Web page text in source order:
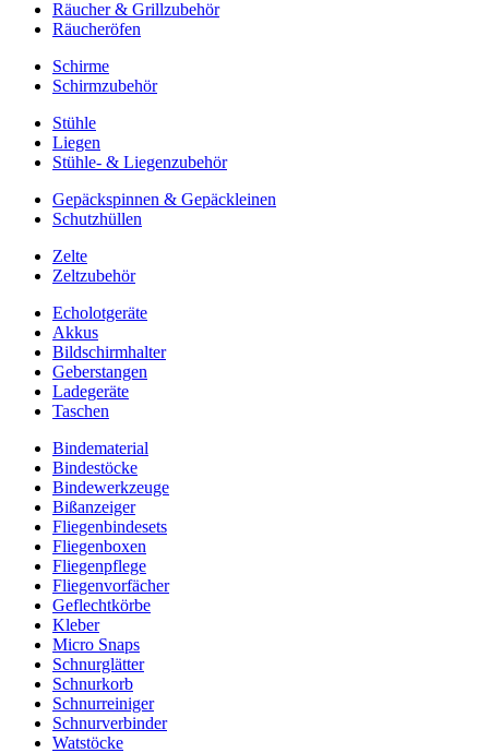
Räucher & Grillzubehör
Räucheröfen
Schirme
Schirmzubehör
Stühle
Liegen
Stühle- & Liegenzubehör
Gepäckspinnen & Gepäckleinen
Schutzhüllen
Zelte
Zeltzubehör
Echolotgeräte
Akkus
Bildschirmhalter
Geberstangen
Ladegeräte
Taschen
Bindematerial
Bindestöcke
Bindewerkzeuge
Bißanzeiger
Fliegenbindesets
Fliegenboxen
Fliegenpflege
Fliegenvorfächer
Geflechtkörbe
Kleber
Micro Snaps
Schnurglätter
Schnurkorb
Schnurreiniger
Schnurverbinder
Watstöcke